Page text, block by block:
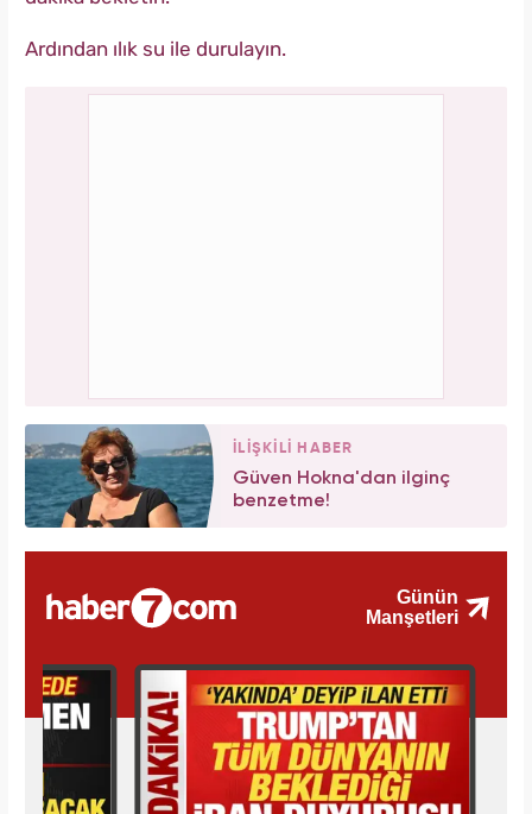
Ardından ılık su ile durulayın.
İLİŞKİLİ HABER
Güven Hokna'dan ilginç
benzetme!